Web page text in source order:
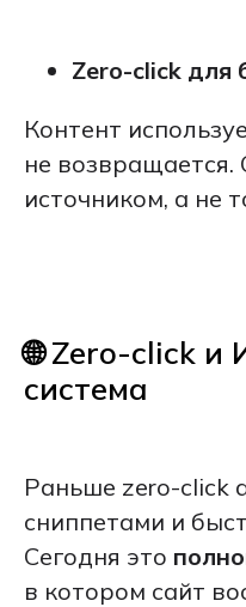
Zero-click для
Контент
не возвращается.
источником, а не
🌐 Zero-click
система
Раньше zero-click
сниппетами и
Сегодня это
в котором сайт